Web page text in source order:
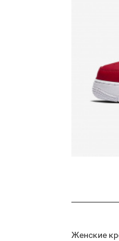
Женские